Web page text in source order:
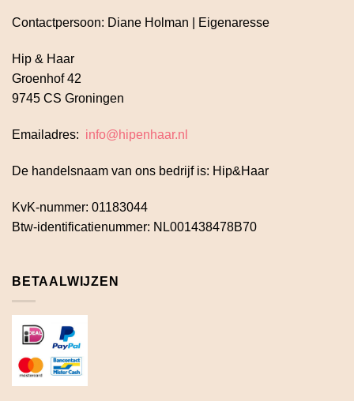
Contactpersoon: Diane Holman | Eigenaresse
Hip & Haar
Groenhof 42
9745 CS Groningen
Emailadres: info@hipenhaar.nl
De handelsnaam van ons bedrijf is: Hip&Haar
KvK-nummer: 01183044
Btw-identificatienummer: NL001438478B70
BETAALWIJZEN